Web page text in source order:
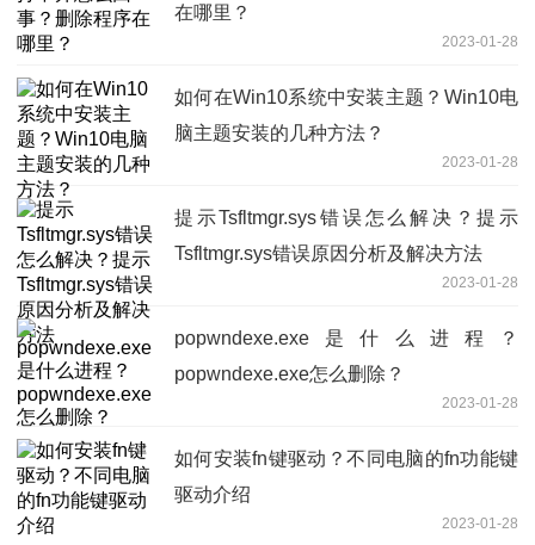
在哪里？
2023-01-28
如何在Win10系统中安装主题？Win10电
脑主题安装的几种方法？
2023-01-28
提示Tsfltmgr.sys错误怎么解决？提示
Tsfltmgr.sys错误原因分析及解决方法
2023-01-28
popwndexe.exe是什么进程？
popwndexe.exe怎么删除？
2023-01-28
如何安装fn键驱动？不同电脑的fn功能键
驱动介绍
2023-01-28